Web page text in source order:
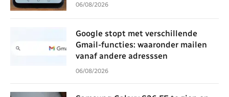
06/08/2026
Google stopt met verschillende
Gmail-functies: waaronder mailen
vanaf andere adresssen
06/08/2026